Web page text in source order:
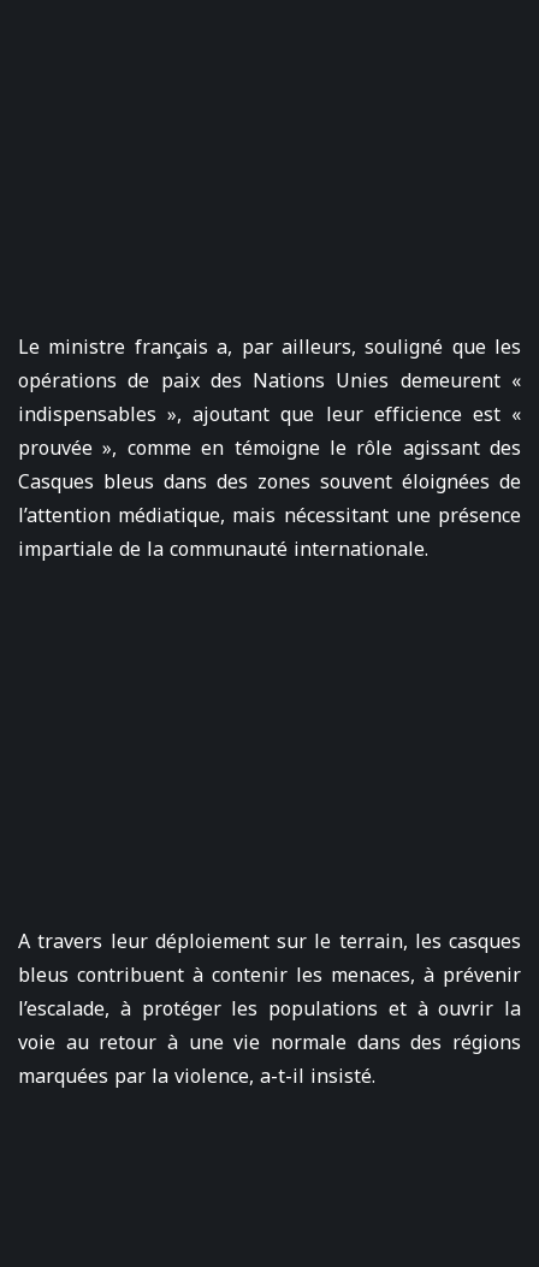
Le ministre français a, par ailleurs, souligné que les
opérations de paix des Nations Unies demeurent «
indispensables », ajoutant que leur efficience est «
prouvée », comme en témoigne le rôle agissant des
Casques bleus dans des zones souvent éloignées de
l’attention médiatique, mais nécessitant une présence
impartiale de la communauté internationale.
A travers leur déploiement sur le terrain, les casques
bleus contribuent à contenir les menaces, à prévenir
l’escalade, à protéger les populations et à ouvrir la
voie au retour à une vie normale dans des régions
marquées par la violence, a-t-il insisté.